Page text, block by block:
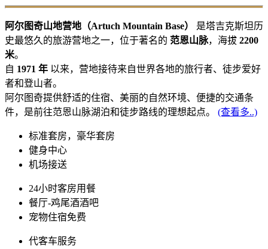
阿尔图奇山地营地（Artuch Mountain Base）
是塔吉克斯坦历
史最悠久的旅游营地之一，位于著名的 范恩山脉，海拔 2200
米。
自 1971 年 以来，营地接待来自世界各地的旅行者、徒步爱好
者和登山者。
阿尔图奇提供舒适的住宿、美丽的自然环境、便捷的交通条
件，是前往范恩山脉湖泊和徒步路线的理想起点。 (查看多..)
标准套房，豪华套房
健身中心
机场接送
24小时客房用餐
餐厅-鸡尾酒酒吧
宠物住宿免费
代客车服务